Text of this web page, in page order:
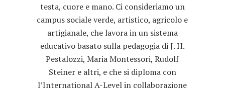
testa, cuore e mano. Ci consideriamo un
campus sociale verde, artistico, agricolo e
artigianale, che lavora in un sistema
educativo basato sulla pedagogia di J. H.
Pestalozzi, Maria Montessori, Rudolf
Steiner e altri, e che si diploma con
l’International A-Level in collaborazione